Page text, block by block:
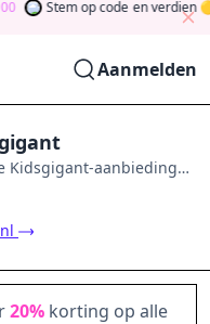
Stem op code en verdien
Aanmelden
Kidsgigant-aanbiedingen
stemmen, testen, delen
20% korting op alle